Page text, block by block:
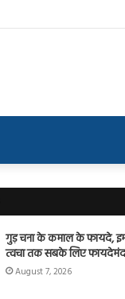
गुड़ चना के कमाल के फायदे,
त्वचा तक सबके लिए
August 7, 2026